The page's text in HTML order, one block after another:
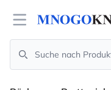
Open menu
Search